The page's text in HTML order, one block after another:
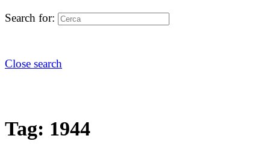
Search for:
Close search
Tag: 1944